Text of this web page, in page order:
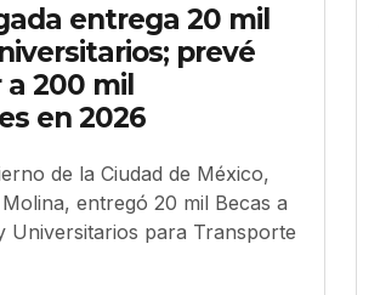
entrega 20 mil
prevé
200 mil
en 2026
de la Ciudad de México,
entregó 20 mil Becas a
Universitarios para Transporte